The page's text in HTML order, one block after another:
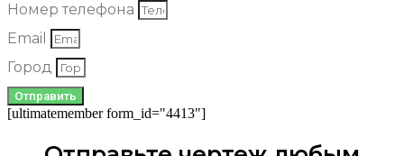
Номер телефона
Email
Город
Отправить
[ultimatemember form_id="4413"]